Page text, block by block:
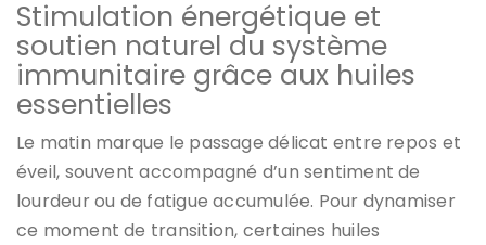
Stimulation énergétique et
soutien naturel du système
immunitaire grâce aux huiles
essentielles
Le matin marque le passage délicat entre repos et
éveil, souvent accompagné d’un sentiment de
lourdeur ou de fatigue accumulée. Pour dynamiser
ce moment de transition, certaines huiles